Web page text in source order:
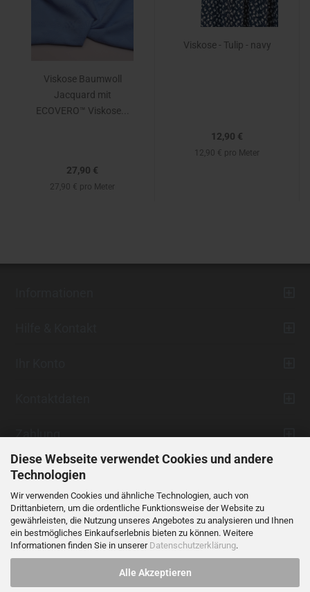
Diese Webseite verwendet Cookies und andere
Technologien
Wir verwenden Cookies und ähnliche Technologien, auch von
Drittanbietern, um die ordentliche Funktionsweise der Website zu
gewährleisten, die Nutzung unseres Angebotes zu analysieren und Ihnen
ein bestmögliches Einkaufserlebnis bieten zu können. Weitere
Informationen finden Sie in unserer Datenschutzerklärung.
Alle Akzeptieren
Viskose Baumwoll
Jacquard mit
ECOVERO™ Viskose...
27,90 €
27,90 € pro Meter
Viskose - Tulip - navy
12,90 €
12,90 € pro Meter
Zahlung
Vertrag widerrufen